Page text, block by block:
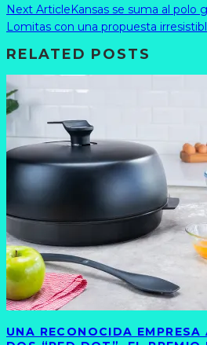
Next ArticleKansas se suma al polo
Lomitas con una propuesta
RELATED POSTS
UNA RECONOCIDA EMPRESA